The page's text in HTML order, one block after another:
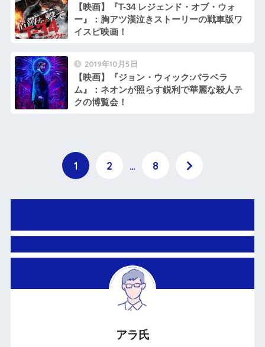
【映画】『T-34 レジェンド・オブ・ウォ
ー』：胸アツ漢泣きストーリーの戦車版ワ
イスピ映画！
2019年10月5日
【映画】『ジョン・ウィック:パラベラ
ム』：ネオンが照らす鋭利で華麗な殺人テ
クの博覧会！
1 2 … 8
アラ氏